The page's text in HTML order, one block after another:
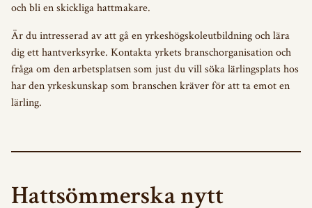
och bli en skickliga hattmakare.
Är du intresserad av att gå en yrkeshögskoleutbildning och lära
dig ett hantverksyrke. Kontakta yrkets branschorganisation och
fråga om den arbetsplatsen som just du vill söka lärlingsplats hos
har den yrkeskunskap som branschen kräver för att ta emot en
lärling.
Hattsömmerska nytt